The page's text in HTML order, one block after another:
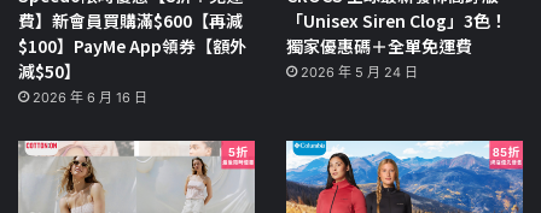
費】新會員買購滿$600【再減
$100】PayMe App領券【額外
減$50】
2026 年 6 月 16 日
「Unisex Siren Clog」3色！
獨家優惠碼＋全單免運費
2026 年 5 月 24 日